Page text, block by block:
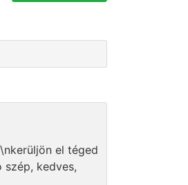
el téged
kedves,